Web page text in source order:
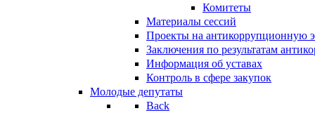
Комитеты
Материалы сессий
Проекты на антикоррупционную
Заключения по результатам
Информация об уставах
Контроль в сфере закупок
Молодые депутаты
Back